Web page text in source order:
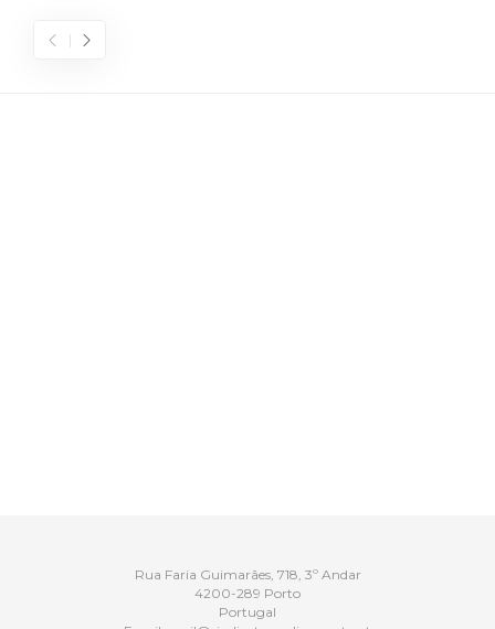
Rua Faria Guimarães, 718, 3º Andar
4200-289 Porto
Portugal